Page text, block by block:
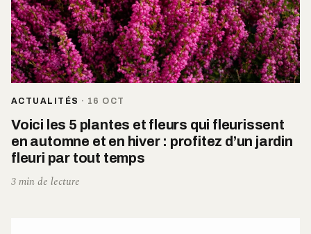
ACTUALITÉS · 16 OCT
Voici les 5 plantes et fleurs qui fleurissent
en automne et en hiver : profitez d’un jardin
fleuri par tout temps
3 min de lecture